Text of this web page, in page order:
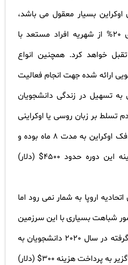
اوکراین بسیار معقول می باشد،
دولت این کشور در مواردی 20% از شهریه افراد مستعد با
خواهد کرد. همچنین انواع
ارائه شده جهت انجام فعالیت
به تسهیل در زندگی دانشجویان
تسلط بر زبان روسی یا اوکراینی
ملزم به تحصیل در دوره پادفک اوکراین به مدت 8 ماه بوده و
باید خاطرنشان کرد که هزینه این دوره حدود 4500$ (دلار)
اروپا به شمار نمی رود اما
شباهت بسیاری با این سرزمین
ها دارد؛ طبق برآورد صورت گرفته در سال 2020 دانشجویان به
رغم پرداخت شهریه پایین ناگزیر به پرداخت هزینه 300$ (دلار)